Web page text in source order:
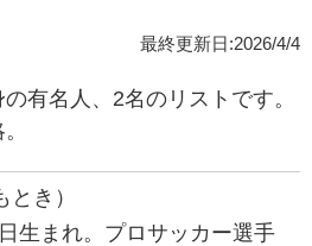
最終更新日:2026/4/4
有名人、2名のリストです。
き）
生まれ。プロサッカー選手